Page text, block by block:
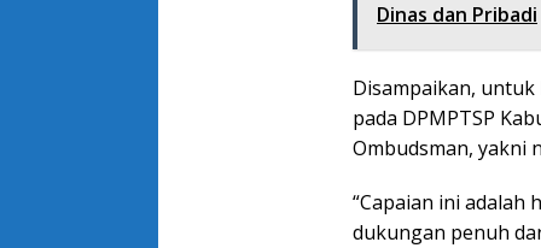
Dinas dan Pribadi
Disampaikan,
pada DPMPTSP
Ombudsman, yakni
“Capaian ini adalah
dukungan penuh